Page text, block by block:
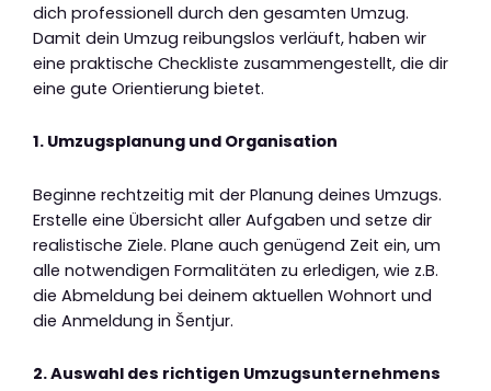
dich professionell durch den gesamten Umzug.
Damit dein Umzug reibungslos verläuft, haben wir
eine praktische Checkliste zusammengestellt, die dir
eine gute Orientierung bietet.
1. Umzugsplanung und Organisation
Beginne rechtzeitig mit der Planung deines Umzugs.
Erstelle eine Übersicht aller Aufgaben und setze dir
realistische Ziele. Plane auch genügend Zeit ein, um
alle notwendigen Formalitäten zu erledigen, wie z.B.
die Abmeldung bei deinem aktuellen Wohnort und
die Anmeldung in Šentjur.
2. Auswahl des richtigen Umzugsunternehmens